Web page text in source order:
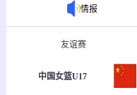
情报
友谊赛
中国女篮U17